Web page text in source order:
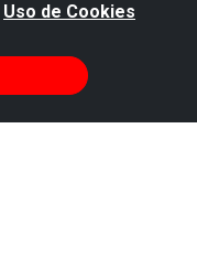
Uso de Cookies